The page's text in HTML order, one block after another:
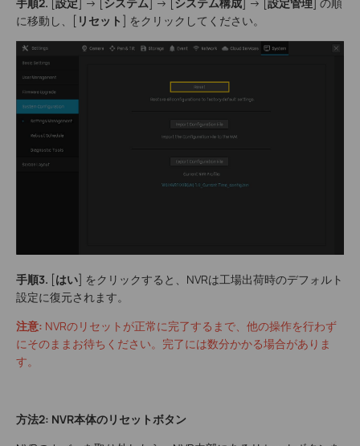
に移動し、[ リセット ] をクリックしてください。
手順3. [はい] をクリックすると、NVRは工場出荷時のデフォルト
設定に復元されます。
注意: NVRのリセットが正常に完了するまで、他の操作を行わず
にそのままお待ちください。完了には数分かかる場合がありま
す。
方法2: NVR本体のリセットボタン